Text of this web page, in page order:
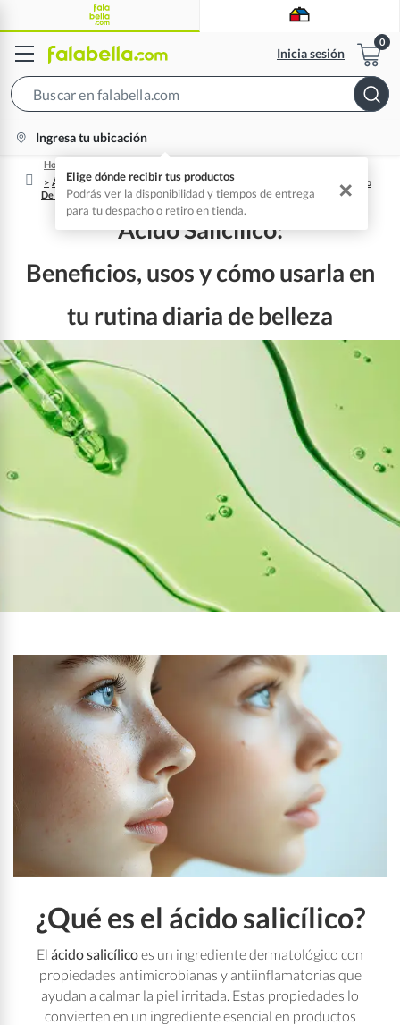
Inicia sesión
location-
Ingresa tu ubicación
Elige dónde recibir tus productos
Podrás ver la disponibilidad y tiempos de entrega
para tu despacho o retiro en tienda.
✕
Home
Ácido Salicílico: Beneficios, Usos Y Cómo Incluirlo En Tu Rutina De Cuidado
De La Piel
Ácido Salicílico:
Beneficios, usos y cómo usarla en
tu rutina diaria de belleza
¿Qué es el ácido salicílico?
El ácido salicílicoes un ingrediente dermatológico con
propiedades antimicrobianas y antiinflamatorias que
ayudan a calmar la piel irritada. Estas propiedades lo
convierten en un ingrediente esencial en productos